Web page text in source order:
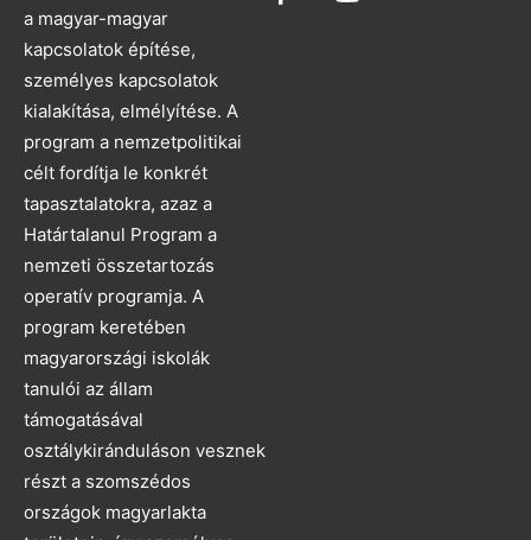
a magyar-magyar
kapcsolatok építése,
személyes kapcsolatok
kialakítása, elmélyítése. A
program a nemzetpolitikai
célt fordítja le konkrét
tapasztalatokra, azaz a
Határtalanul Program a
nemzeti összetartozás
operatív programja. A
program keretében
magyarországi iskolák
tanulói az állam
támogatásával
osztálykiránduláson vesznek
részt a szomszédos
országok magyarlakta